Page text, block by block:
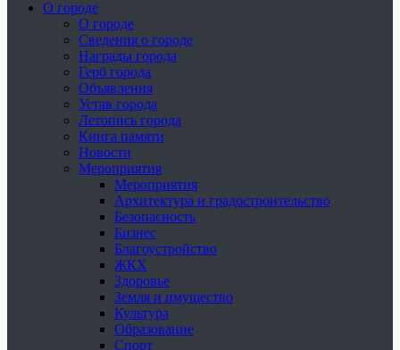
О городе
О городе
Сведения о городе
Награды города
Герб города
Объявления
Устав города
Летопись города
Книга памяти
Новости
Мероприятия
Мероприятия
Архитектура и градостроительство
Безопасность
Бизнес
Благоустройство
ЖКХ
Здоровье
Земля и имущество
Культура
Образование
Спорт